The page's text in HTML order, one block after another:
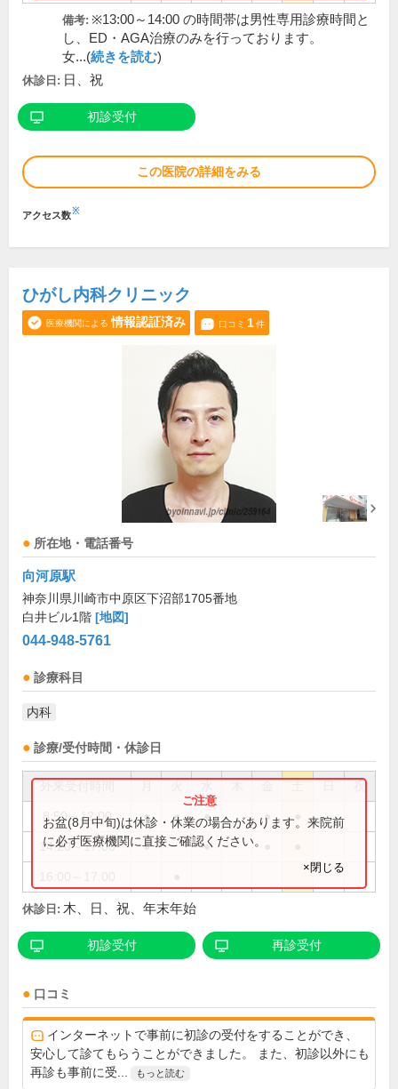
備考: ※13:00～14:00 の時間帯は男性専用診療時間と
し、ED・AGA治療のみを行っております。
女...(続きを読む)
休診日: 日、祝
初診受付
この医院の詳細をみる
アクセス数※
ひがし内科クリニック
医療機関による 情報認証済み 口コミ 1件
所在地・電話番号
向河原駅
神奈川県川崎市中原区下沼部1705番地
白井ビル1階 [地図]
044-948-5761
診療科目
内科
診療/受付時間・休診日
祝
8:50～12:00 ● ● ● ●
14:20～17:00 ● ●
お盆(8月中旬)は休診・休業の場合があります。来院前
に必ず医療機関に直接ご確認ください。
×閉じる
休診日: 木、日、祝、年末年始
初診受付 再診受付
口コミ
インターネットで事前に初診の受付をすることができ、
安心して診てもらうことができました。 また、初診以外にも
再診も事前に受...
もっと読む